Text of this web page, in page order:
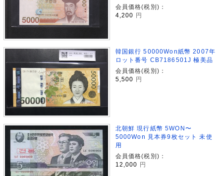
会員価格(税別)：
4,200
円
韓国銀行 50000Won紙幣 2007年
ロット番号 CB7186501J 極美品
会員価格(税別)：
5,500 円
北朝鮮 現行紙幣 5WON〜
5000Won 見本券9枚セット 未使
用
会員価格(税別)：
12,000
円